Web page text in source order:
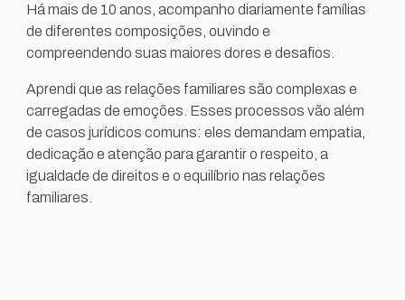
Há mais de 10 anos, acompanho diariamente famílias
de diferentes composições, ouvindo e
compreendendo suas maiores dores e desafios.
Aprendi que as relações familiares são complexas e
carregadas de emoções. Esses processos vão além
de casos jurídicos comuns: eles demandam empatia,
dedicação e atenção para garantir o respeito, a
igualdade de direitos e o equilíbrio nas relações
familiares.